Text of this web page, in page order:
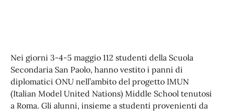
Nei giorni 3-4-5 maggio 112 studenti della Scuola
Secondaria San Paolo, hanno vestito i panni di
diplomatici ONU nell’ambito del progetto IMUN
(Italian Model United Nations) Middle School tenutosi
a Roma. Gli alunni, insieme a studenti provenienti da